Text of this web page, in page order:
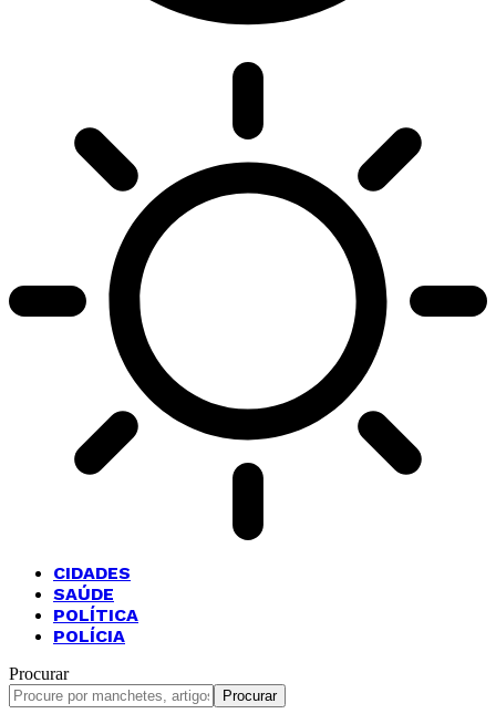
CIDADES
SAÚDE
POLÍTICA
POLÍCIA
Procurar